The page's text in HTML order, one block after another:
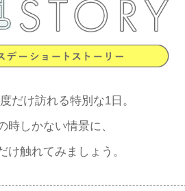
だけ訪れる特別な1日。
時しかない情景に、
け触れてみましょう。